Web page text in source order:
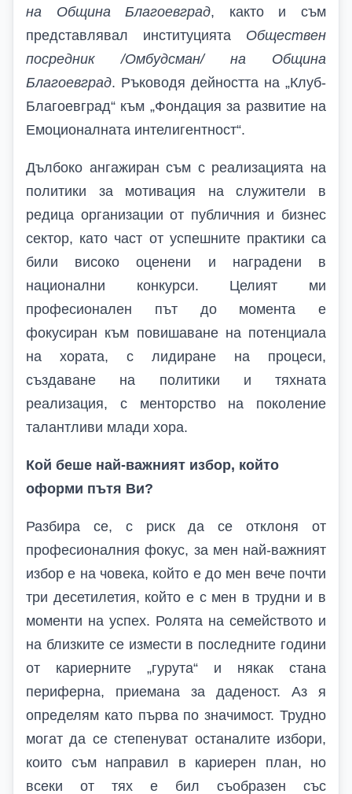
на Община Благоевград, както и съм
представлявал институцията Обществен
посредник /Омбудсман/ на Община
Благоевград. Ръководя дейността на „Клуб-
Благоевград“ към „Фондация за развитие на
Емоционалната интелигентност“.
Дълбоко ангажиран съм с реализацията на
политики за мотивация на служители в
редица организации от публичния и бизнес
сектор, като част от успешните практики са
били високо оценени и наградени в
национални конкурси. Целият ми
професионален път до момента е
фокусиран към повишаване на потенциала
на хората, с лидиране на процеси,
създаване на политики и тяхната
реализация, с менторство на поколение
талантливи млади хора.
Кой беше най-важният избор, който
оформи пътя Ви?
Разбира се, с риск да се отклоня от
професионалния фокус, за мен най-важният
избор е на човека, който е до мен вече почти
три десетилетия, който е с мен в трудни и в
моменти на успех. Ролята на семейството и
на близките се измести в последните години
от кариерните „гурута“ и някак стана
периферна, приемана за даденост. Аз я
определям като първа по значимост. Трудно
могат да се степенуват останалите избори,
които съм направил в кариерен план, но
всеки от тях е бил съобразен със